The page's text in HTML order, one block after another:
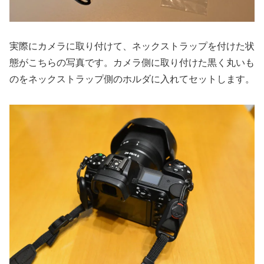
実際にカメラに取り付けて、ネックストラップを付けた状
態がこちらの写真です。カメラ側に取り付けた黒く丸いも
のをネックストラップ側のホルダに入れてセットします。